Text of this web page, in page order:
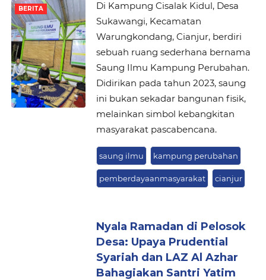
BERITA
Di Kampung Cisalak Kidul, Desa
Sukawangi, Kecamatan
Warungkondang, Cianjur, berdiri
sebuah ruang sederhana bernama
Saung Ilmu Kampung Perubahan.
Didirikan pada tahun 2023, saung
ini bukan sekadar bangunan fisik,
melainkan simbol kebangkitan
masyarakat pascabencana.
saung ilmu kampung perubahan
pemberdayaanmasyarakat cianjur
Nyala Ramadan di Pelosok
Desa: Upaya Prudential
Syariah dan LAZ Al Azhar
Bahagiakan Santri Yatim